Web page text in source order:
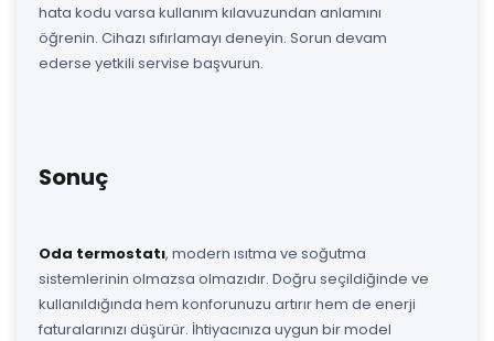
hata kodu varsa kullanım kılavuzundan anlamını
öğrenin. Cihazı sıfırlamayı deneyin. Sorun devam
ederse yetkili servise başvurun.
Sonuç
Oda termostatı, modern ısıtma ve soğutma
sistemlerinin olmazsa olmazıdır. Doğru seçildiğinde ve
kullanıldığında hem konforunuzu artırır hem de enerji
faturalarınızı düşürür. İhtiyacınıza uygun bir model